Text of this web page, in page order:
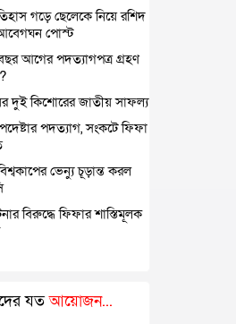
গড়ে ছেলেকে নিয়ে রশিদ
পোস্ট
আগের পদত্যাগপত্র গ্রহণ
দুই কিশোরের জাতীয় সাফল্য
পদত্যাগ, সংকটে ফিফা
ভেন্যু চূড়ান্ত করল
বিরুদ্ধে ফিফার শাস্তিমূলক
যতআয়োজন...